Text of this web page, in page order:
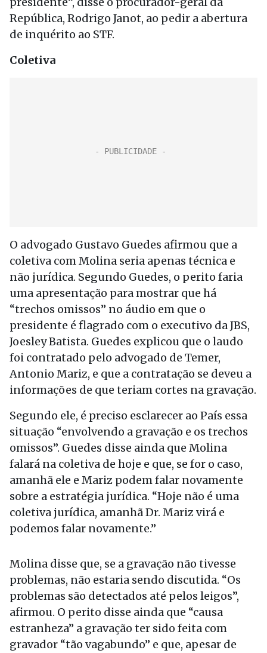
República, Rodrigo Janot, ao pedir a abertura
de inquérito ao STF.
Coletiva
O advogado Gustavo Guedes afirmou que a
coletiva com Molina seria apenas técnica e
não jurídica. Segundo Guedes, o perito faria
uma apresentação para mostrar que há
“trechos omissos” no áudio em que o
presidente é flagrado com o executivo da JBS,
Joesley Batista. Guedes explicou que o laudo
foi contratado pelo advogado de Temer,
Antonio Mariz, e que a contratação se deveu a
informações de que teriam cortes na gravação.
Segundo ele, é preciso esclarecer ao País essa
situação “envolvendo a gravação e os trechos
omissos”. Guedes disse ainda que Molina
falará na coletiva de hoje e que, se for o caso,
amanhã ele e Mariz podem falar novamente
sobre a estratégia jurídica. “Hoje não é uma
coletiva jurídica, amanhã Dr. Mariz virá e
podemos falar novamente.”
Molina disse que, se a gravação não tivesse
problemas, não estaria sendo discutida. “Os
problemas são detectados até pelos leigos”,
afirmou. O perito disse ainda que “causa
estranheza” a gravação ter sido feita com
gravador “tão vagabundo” e que, apesar de